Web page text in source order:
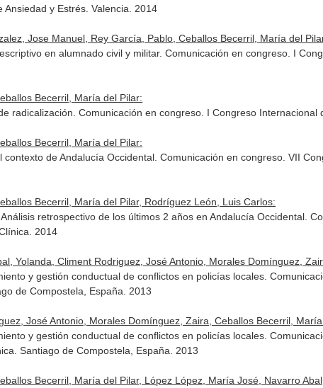
y Estrés. Valencia. 2014
Jose Manuel, Rey García, Pablo, Ceballos Becerril, María del
en alumnado civil y militar. Comunicación en congreso. I
Becerril, María del Pilar:
radicalización. Comunicación en congreso. I Congreso
Becerril, María del Pilar:
contexto de Andalucía Occidental. Comunicación en congreso. VII
Becerril, María del Pilar, Rodríguez León, Luis Carlos:
retrospectivo de los últimos 2 años en Andalucía Occidental.
2014
Yolanda, Climent Rodriguez, José Antonio, Morales Domínguez,
y gestión conductual de conflictos en policías locales.
de Compostela, España. 2013
José Antonio, Morales Domínguez, Zaira, Ceballos Becerril,
y gestión conductual de conflictos en policías locales.
Santiago de Compostela, España. 2013
Becerril, María del Pilar, López López, María José, Navarro